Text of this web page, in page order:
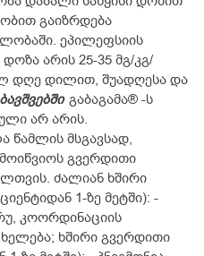
გაიზრდება
ეპილეფსიის
არის 25-35 მგ/კგ/
დღე დილით, შუადღესა და
ბავშვებში გაბაგამა® -ს
არ არის.
წამლის მსგავსად,
გვერდითი
ძალიან ხშირი
1-ზე მეტში): -
კოორდინაციის
ხშირი გვერდითი